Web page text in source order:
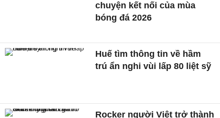
chuyện kết nối của mùa
bóng đá 2026
Huế tìm thông tin về hầm
trú ẩn nghi vùi lấp 80 liệt sỹ
Rocker người Việt trở thành